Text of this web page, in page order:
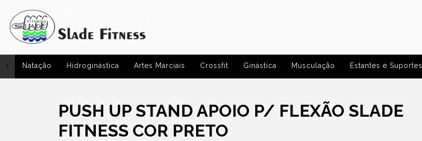
Natação Hidroginástica Artes Marciais Crossfit Ginástica Musculação Estantes e Suportes
PUSH UP STAND APOIO P/ FLEXÃO SLADE
FITNESS COR PRETO